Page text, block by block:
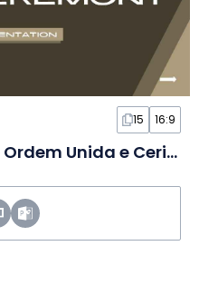
15 16:9
Slides Geométricos de Ordem Unida e Cerimônia Militar